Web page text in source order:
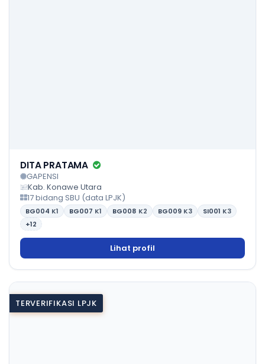
DITA PRATAMA
GAPENSI
Kab. Konawe Utara
17 bidang SBU (data LPJK)
BG004 K1 BG007 K1 BG008 K2 BG009 K3 SI001 K3
+12
Lihat profil
TERVERIFIKASI LPJK